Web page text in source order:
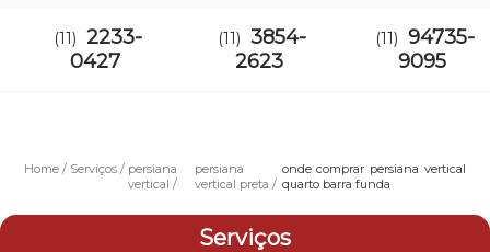
(11) 2233-
0427
(11) 3854-
2623
(11) 94735-
9095
Home Serviços
persiana
vertical
persiana
vertical preta
onde comprar persiana vertical
quarto barra funda
Serviços